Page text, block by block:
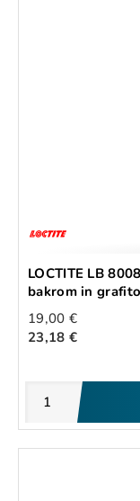
LOCTITE LB
bakrom in
19,00 €
23,18 €